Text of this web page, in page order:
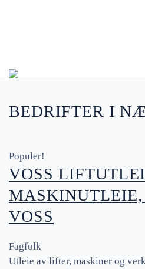
BEDRIFTER I
Populer!
VOSS
VOSS
Fagfolk
Utleie av lifter, maskiner og